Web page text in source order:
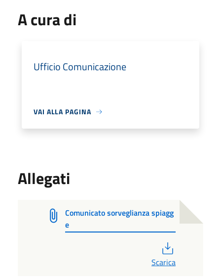
A cura di
Ufficio Comunicazione
VAI ALLA PAGINA
Allegati
Comunicato sorveglianza spiagg
e
Scarica